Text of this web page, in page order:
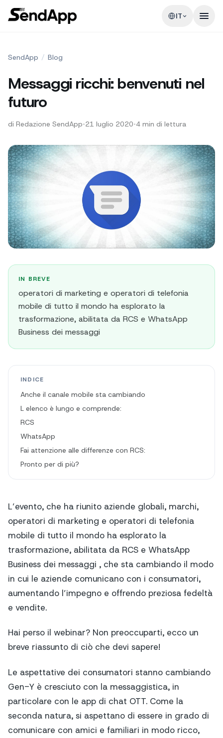
IT
SendApp / Blog
Messaggi ricchi: benvenuti nel
futuro
di Redazione SendApp•21 luglio 2020•4 min di lettura
IN BREVE
operatori di marketing e operatori di telefonia
mobile di tutto il mondo ha esplorato la
trasformazione, abilitata da RCS e WhatsApp
Business dei messaggi
INDICE
Anche il canale mobile sta cambiando
L elenco è lungo e comprende:
RCS
WhatsApp
Fai attenzione alle differenze con RCS:
Pronto per di più?
L’evento, che ha riunito aziende globali, marchi,
operatori di marketing e operatori di telefonia
mobile di tutto il mondo ha esplorato la
trasformazione, abilitata da RCS e WhatsApp
Business dei messaggi , che sta cambiando il modo
in cui le aziende comunicano con i consumatori,
aumentando l’impegno e offrendo preziosa fedeltà
e vendite.
Hai perso il webinar? Non preoccuparti, ecco un
breve riassunto di ciò che devi sapere!
Le aspettative dei consumatori stanno cambiando
Gen-Y è cresciuto con la messaggistica, in
particolare con le app di chat OTT. Come la
seconda natura, si aspettano di essere in grado di
comunicare con amici e familiari in modo ricco,